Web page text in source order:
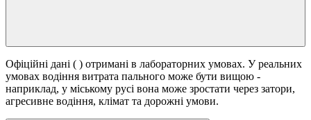
Офіційні дані ( ) отримані в лабораторних умовах. У реальних
умовах водіння витрата пального може бути вищою -
наприклад, у міському русі вона може зростати через затори,
агресивне водіння, клімат та дорожні умови.